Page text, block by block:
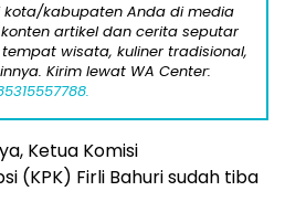
kota/kabupaten Anda di media
artikel dan cerita seputar
wisata, kuliner tradisional,
Kirim lewat WA Center:
Ketua Komisi
(KPK) Firli Bahuri sudah tiba